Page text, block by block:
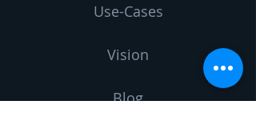
Use-Cases
Vision
Blog